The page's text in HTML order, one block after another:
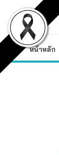
content
หน้าหลัก